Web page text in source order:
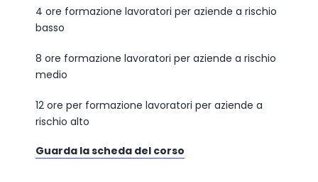
4 ore formazione lavoratori per aziende a rischio
basso
8 ore formazione lavoratori per aziende a rischio
medio
12 ore per formazione lavoratori per aziende a
rischio alto
Guarda la scheda del corso